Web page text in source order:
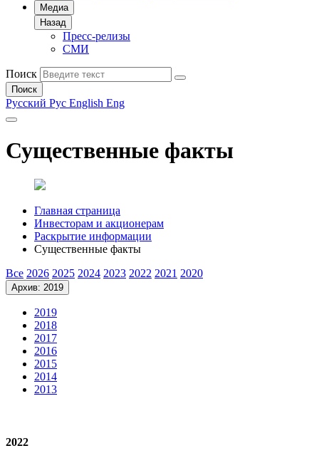
Медиа
Назад
Пресс-релизы
СМИ
Поиск
Поиск
Русский Рус English Eng
Существенные факты
Главная страница
Инвесторам и акционерам
Раскрытие информации
Существенные факты
Все 2026 2025 2024 2023 2022 2021 2020
Архив: 2019
2019
2018
2017
2016
2015
2014
2013
2022